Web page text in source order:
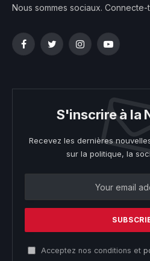
Nous sommes sociaux.
FacebookTwitterInstagramYouTube
S'inscrire à la
Recevez les dernières
sur la politique, la
Acceptez nos conditions et